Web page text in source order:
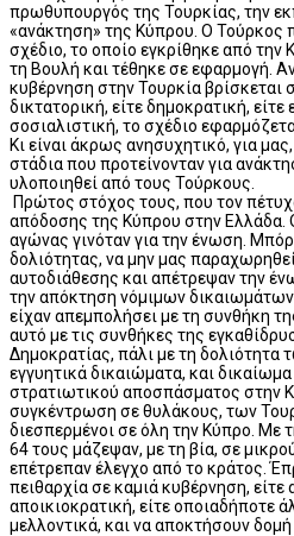
πρωθυπουργός της Τουρκίας, την
«ανάκτηση» της Κύπρου. Ο Τούρκος
σχέδιο, το οποίο εγκρίθηκε από την
τη Βουλή και τέθηκε σε εφαρμογή.
κυβέρνηση στην Τουρκία βρίσκεται
δικτατορική, είτε δημοκρατική, είτε
σοσιαλιστική, το σχέδιο
Κι είναι άκρως ανησυχητικό, για
στάδια που προτείνονταν για
υλοποιηθεί από τους Τούρκους.
Πρώτος στόχος τους, που τον
απόδοσης της Κύπρου στην Ελλάδα.
αγώνας γινόταν για την ένωση.
δολιότητας, να μην μας
αυτοδιάθεσης και απέτρεψαν την
την απόκτηση νόμιμων
είχαν απεμπολήσει με τη συνθήκη
αυτό με τις συνθήκες της
Δημοκρατίας, πάλι με τη
εγγυητικά δικαιώματα, και
στρατιωτικού αποσπάσματος στην
συγκέντρωση σε θυλάκους, των
διεσπερμένοι σε όλη την Κύπρο. Με
64 τους μάζεψαν, με τη βία, σε
επέτρεπαν έλεγχο από το κράτος.
πειθαρχία σε καμιά κυβέρνηση, είτε
αποικιοκρατική, είτε οποιαδήποτε
μελλοντικά, και να αποκτήσουν